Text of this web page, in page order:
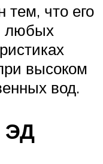
тем, что его
любых
высоком
вод.
ЭД